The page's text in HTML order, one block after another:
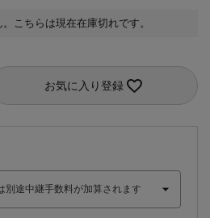
こちらは現在在庫切れです。
お気に入り登録